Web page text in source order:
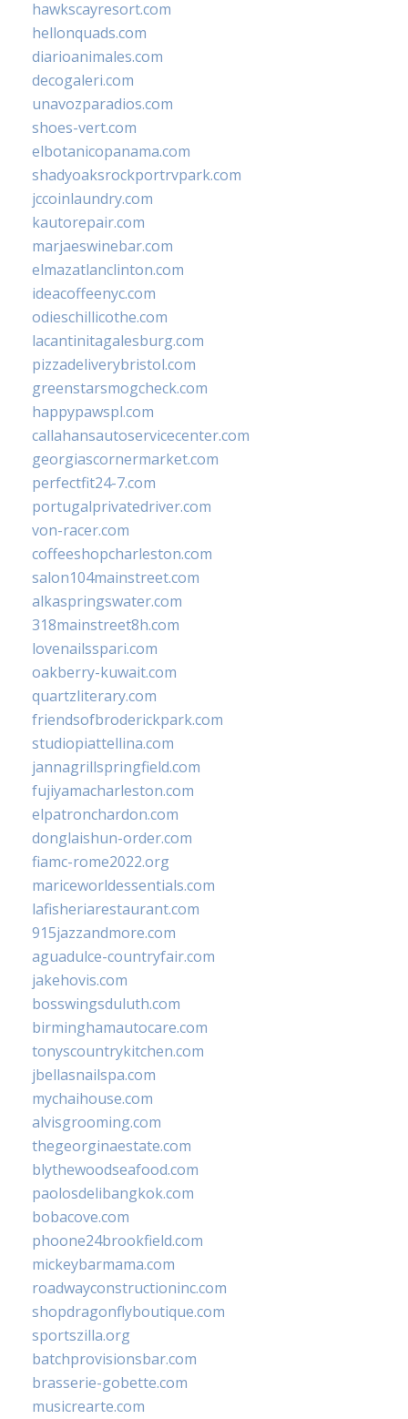
hawkscayresort.com
hellonquads.com
diarioanimales.com
decogaleri.com
unavozparadios.com
shoes-vert.com
elbotanicopanama.com
shadyoaksrockportrvpark.com
jccoinlaundry.com
kautorepair.com
marjaeswinebar.com
elmazatlanclinton.com
ideacoffeenyc.com
odieschillicothe.com
lacantinitagalesburg.com
pizzadeliverybristol.com
greenstarsmogcheck.com
happypawspl.com
callahansautoservicecenter.com
georgiascornermarket.com
perfectfit24-7.com
portugalprivatedriver.com
von-racer.com
coffeeshopcharleston.com
salon104mainstreet.com
alkaspringswater.com
318mainstreet8h.com
lovenailsspari.com
oakberry-kuwait.com
quartzliterary.com
friendsofbroderickpark.com
studiopiattellina.com
jannagrillspringfield.com
fujiyamacharleston.com
elpatronchardon.com
donglaishun-order.com
fiamc-rome2022.org
mariceworldessentials.com
lafisheriarestaurant.com
915jazzandmore.com
aguadulce-countryfair.com
jakehovis.com
bosswingsduluth.com
birminghamautocare.com
tonyscountrykitchen.com
jbellasnailspa.com
mychaihouse.com
alvisgrooming.com
thegeorginaestate.com
blythewoodseafood.com
paolosdelibangkok.com
bobacove.com
phoone24brookfield.com
mickeybarmama.com
roadwayconstructioninc.com
shopdragonflyboutique.com
sportszilla.org
batchprovisionsbar.com
brasserie-gobette.com
musicrearte.com